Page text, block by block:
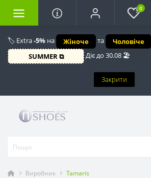
🏷️ Extra-5% на Жіноче та Чоловіче
SUMMER ⧉
Діє до 30.08 🏖️
Закрити
0
Виробник Tamaris